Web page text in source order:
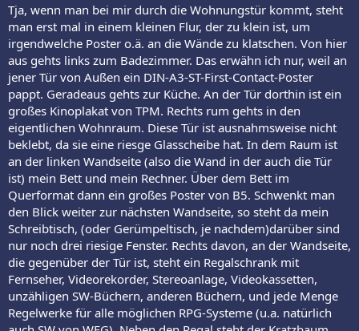
Tja, wenn man bei mir durch die Wohnungstür kommt, steht
man erst mal in einem kleinen Flur, der zu klein ist, um
irgendwelche Poster o.ä. an die Wände zu klatschen. Von hier
aus gehts links zum Badezimmer. Das erwähn ich nur, weil an
jener Tür von Außen ein DIN-A3-ST-First-Contact-Poster
pappt. Geradeaus gehts zur Küche. An der Tür dorthin ist ein
großes Kinoplakat von TPM. Rechts rum gehts in den
eigentlichen Wohnraum. Diese Tür ist ausnahmsweise nicht
beklebt, da sie eine riesge Glasscheibe hat. In dem Raum ist
an der linken Wandseite (also die Wand in der auch die Tür
ist) mein Bett und mein Rechner. Über dem Bett im
Querformat dann ein großes Poster von B5. Schwenkt man
den Blick weiter zur nächsten Wandseite, so steht da mein
Schreibtisch, (oder Gerümpeltisch, je nachdem)darüber sind
nur noch drei riesige Fenster. Rechts davon, an der Wandseite,
die gegenüber der Tür ist, steht ein Regalschrank mit
Fernseher, Videorekorder, Stereoanlage, Videokassetten,
unzähligen SW-Büchern, anderen Büchern, und jede Menge
Regelwerke für alle möglichen RPG-Systeme (u.a. natürlich